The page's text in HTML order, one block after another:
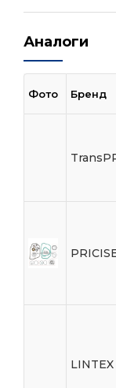
Аналоги
Фото Бренд
LINTEX